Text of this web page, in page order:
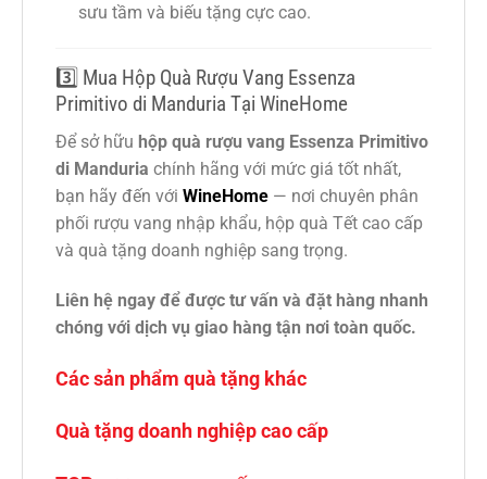
sưu tầm và biếu tặng cực cao.
3️⃣ Mua Hộp Quà Rượu Vang Essenza
Primitivo di Manduria Tại WineHome
Để sở hữu hộp quà rượu vang Essenza Primitivo
di Manduria chính hãng với mức giá tốt nhất,
bạn hãy đến với WineHome — nơi chuyên phân
phối rượu vang nhập khẩu, hộp quà Tết cao cấp
và quà tặng doanh nghiệp sang trọng.
Liên hệ ngay để được tư vấn và đặt hàng nhanh
chóng với dịch vụ giao hàng tận nơi toàn quốc.
Các sản phẩm quà tặng khác
Quà tặng doanh nghiệp cao cấp